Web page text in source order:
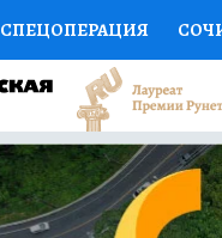
СПЕЦОПЕРАЦИЯ
НАУКА СПОРТ
ДОКТОР
ПРОГНОЗЫ НА СПОРТ